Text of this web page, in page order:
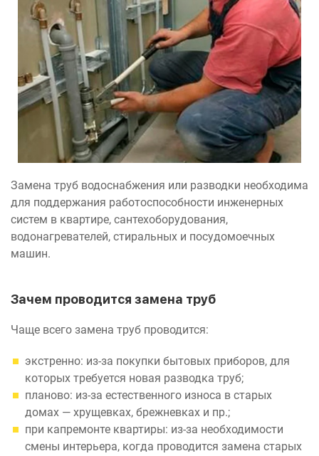
Замена труб водоснабжения или разводки необходима
для поддержания работоспособности инженерных
систем в квартире, сантехоборудования,
водонагревателей, стиральных и посудомоечных
машин.
Зачем проводится замена труб
Чаще всего замена труб проводится:
экстренно: из-за покупки бытовых приборов, для
которых требуется новая разводка труб;
планово: из-за естественного износа в старых
домах — хрущевках, брежневках и пр.;
при капремонте квартиры: из-за необходимости
смены интерьера, когда проводится замена старых